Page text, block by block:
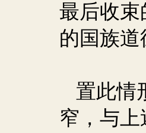
最后收束
的国族
置此情
窄，与